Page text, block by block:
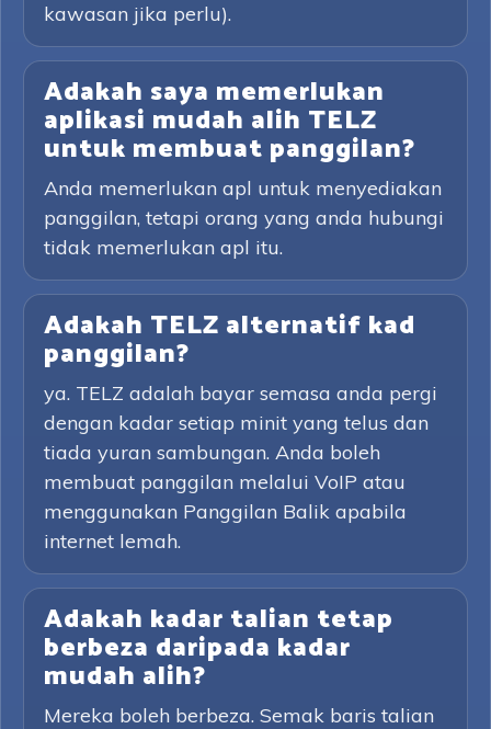
kawasan jika perlu).
Adakah saya memerlukan
aplikasi mudah alih TELZ
untuk membuat panggilan?
Anda memerlukan apl untuk menyediakan
panggilan, tetapi orang yang anda hubungi
tidak memerlukan apl itu.
Adakah TELZ alternatif kad
panggilan?
ya. TELZ adalah bayar semasa anda pergi
dengan kadar setiap minit yang telus dan
tiada yuran sambungan. Anda boleh
membuat panggilan melalui VoIP atau
menggunakan Panggilan Balik apabila
internet lemah.
Adakah kadar talian tetap
berbeza daripada kadar
mudah alih?
Mereka boleh berbeza. Semak baris talian